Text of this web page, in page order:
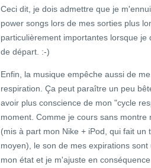
Ceci dit, je dois admettre que je
power songs lors de mes sorties plus
particulièrement importantes lorsque je
de départ. :-)
Enfin, la musique empêche aussi de
respiration. Ça peut paraître un peu
avoir plus conscience de mon "cycle
moment. Comme je cours sans montre
(mis à part mon Nike + iPod, qui fait un
moyen), le son de mes expirations
mon état et je m'ajuste en conséquence.